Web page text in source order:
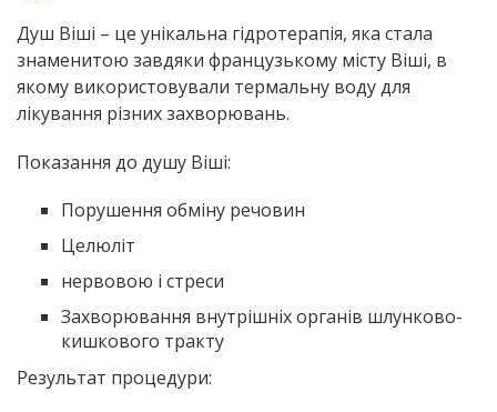
Душ Віші – це унікальна гідротерапія, яка стала
знаменитою завдяки французькому місту Віші, в
якому використовували термальну воду для
лікування різних захворювань.
Показання до душу Віші:
Порушення обміну речовин
Целюліт
нервовою і стреси
Захворювання внутрішніх органів шлунково-
кишкового тракту
Результат процедури: